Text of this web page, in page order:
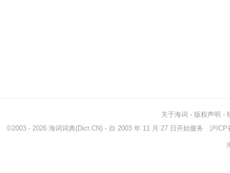
关于海词 - 版权声明 -
©2003 - 2026 海词词典(Dict.CN) - 自 2003 年 11 月 27 日开始服务 沪ICP